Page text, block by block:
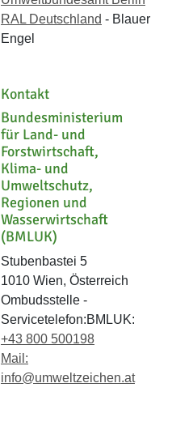
RAL Deutschland - Blauer
Engel
Kontakt
Bundesministerium
für Land- und
Forstwirtschaft,
Klima- und
Umweltschutz,
Regionen und
Wasserwirtschaft
(BMLUK)
Stubenbastei 5
1010 Wien, Österreich
Ombudsstelle -
Servicetelefon:BMLUK:
+43 800 500198
Mail:
info@umweltzeichen.at